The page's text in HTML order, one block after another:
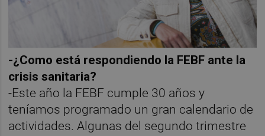
-¿Como está respondiendo la FEBF ante la
crisis sanitaria?
-Este año la FEBF cumple 30 años y
teníamos programado un gran calendario de
actividades. Algunas del segundo trimestre